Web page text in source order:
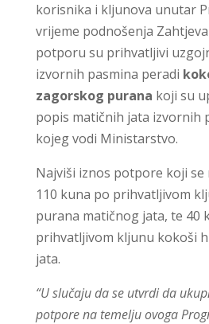
korisnika i kljunova unutar
vrijeme podnošenja
potporu su prihvatljivi
izvornih pasmina peradi
zagorskog purana koji su
popis matičnih jata izvornih
kojeg vodi Ministarstvo.
Najviši iznos potpore koji se
110 kuna po prihvatljivom
purana matičnog jata, te 40
prihvatljivom kljunu kokoši
jata.
“U slučaju da se utvrdi da
potpore na temelju ovoga